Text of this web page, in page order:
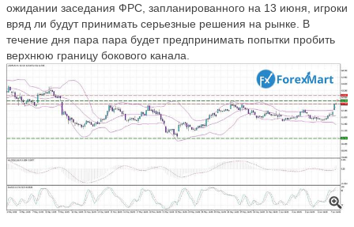
ожидании заседания ФРС, запланированного на 13 июня, игроки
вряд ли будут принимать серьезные решения на рынке. В
течение дня пара пара будет предпринимать попытки пробить
верхнюю границу бокового канала.